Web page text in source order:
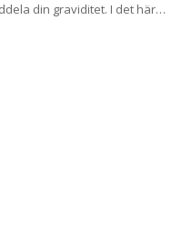
din graviditet. I det här…